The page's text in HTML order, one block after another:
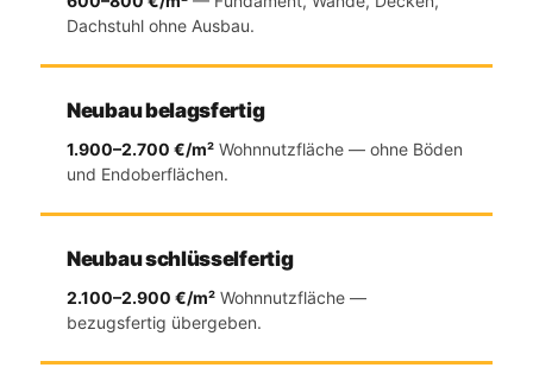
Dachstuhl ohne Ausbau.
Neubau belagsfertig
1.900–2.700 €/m² Wohnnutzfläche — ohne Böden
und Endoberflächen.
Neubau schlüsselfertig
2.100–2.900 €/m² Wohnnutzfläche —
bezugsfertig übergeben.